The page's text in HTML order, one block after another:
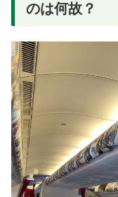
のは何故？